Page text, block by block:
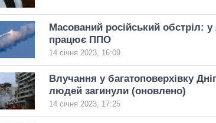
Масований російський обстріл: у
працює ППО
14 січня 2023, 16:09
Влучання у багатоповерхівку
людей загинули (оновлено)
14 січня 2023, 17:25